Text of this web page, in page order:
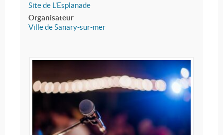
Site de L'Esplanade
Organisateur
Ville de Sanary-sur-mer